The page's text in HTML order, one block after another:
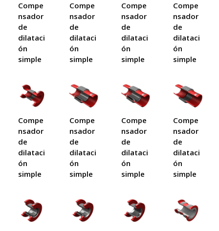
Compe
nsador
de
dilataci
ón
simple
Compe
nsador
de
dilataci
ón
simple
Compe
nsador
de
dilataci
ón
simple
Compe
nsador
de
dilataci
ón
simple
Compe
nsador
de
dilataci
ón
simple
Compe
nsador
de
dilataci
ón
simple
Compe
nsador
de
dilataci
ón
simple
Compe
nsador
de
dilataci
ón
simple